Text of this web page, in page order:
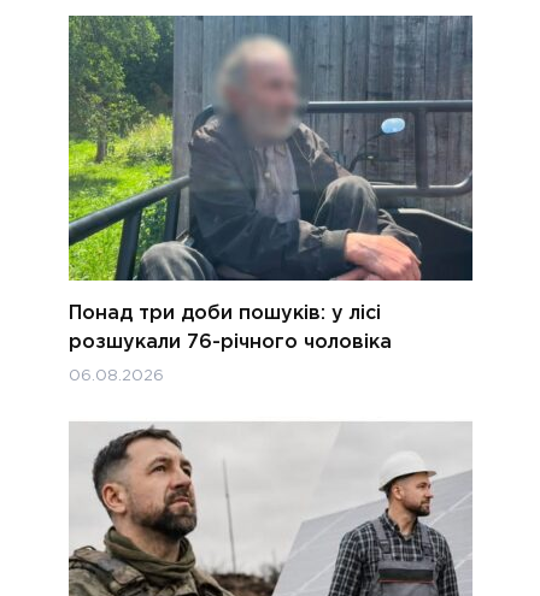
Понад три доби пошуків: у лісі
розшукали 76-річного чоловіка
06.08.2026